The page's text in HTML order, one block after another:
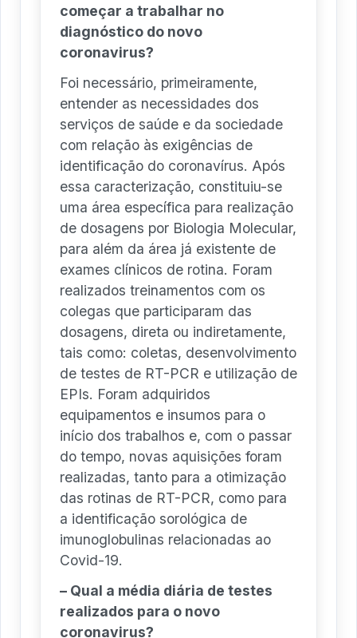
começar a trabalhar no
diagnóstico do novo
coronavirus?
Foi necessário, primeiramente,
entender as necessidades dos
serviços de saúde e da sociedade
com relação às exigências de
identificação do coronavírus. Após
essa caracterização, constituiu-se
uma área específica para realização
de dosagens por Biologia Molecular,
para além da área já existente de
exames clínicos de rotina. Foram
realizados treinamentos com os
colegas que participaram das
dosagens, direta ou indiretamente,
tais como: coletas, desenvolvimento
de testes de RT-PCR e utilização de
EPIs. Foram adquiridos
equipamentos e insumos para o
início dos trabalhos e, com o passar
do tempo, novas aquisições foram
realizadas, tanto para a otimização
das rotinas de RT-PCR, como para
a identificação sorológica de
imunoglobulinas relacionadas ao
Covid-19.
– Qual a média diária de testes
realizados para o novo
coronavirus?